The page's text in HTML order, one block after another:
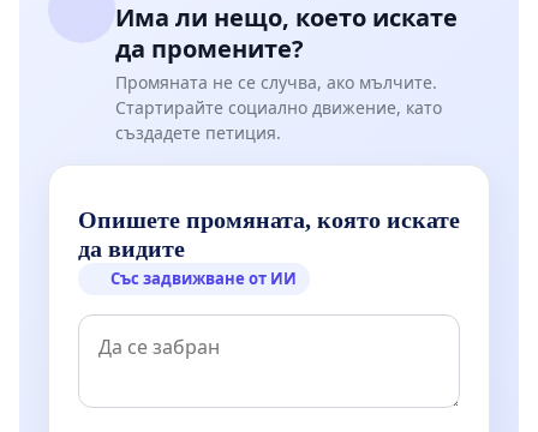
Има ли нещо, което искате
да промените?
Промяната не се случва, ако мълчите.
Стартирайте социално движение, като
създадете петиция.
Опишете промяната, която искате
да видите
Със задвижване от ИИ